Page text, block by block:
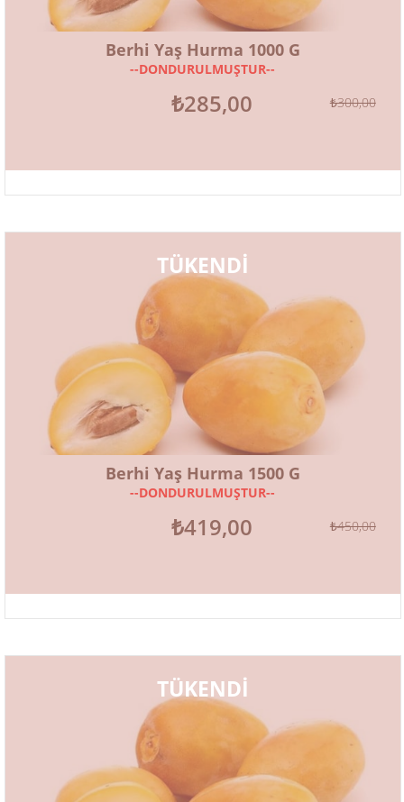
Berhi Yaş Hurma 1000 G
--DONDURULMUŞTUR--
₺285,00 ₺300,00
TÜKENDİ
Berhi Yaş Hurma 1500 G
--DONDURULMUŞTUR--
₺419,00 ₺450,00
TÜKENDİ